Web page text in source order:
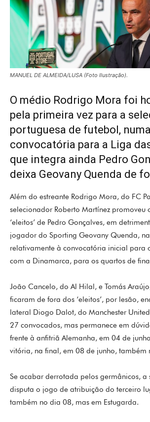
MANUEL DE ALMEIDA/LUSA (Foto Ilustração).
O médio Rodrigo Mora foi
pela primeira vez para a
portuguesa de futebol, numa
convocatória para a Liga
que integra ainda Pedro
deixa Geovany Quenda de
Além do estreante Rodrigo Mora, do FC
selecionador Roberto Martínez promoveu
‘eleitos’ de Pedro Gonçalves, em
jogador do Sporting Geovany Quenda,
relativamente à convocatória inicial para
com a Dinamarca, para os quartos de
João Cancelo, do Al Hilal, e Tomás
ficaram de fora dos ‘eleitos’, por lesão,
lateral Diogo Dalot, do Manchester
27 convocados, mas permanece em
frente à anfitriã Alemanha, em 04 de
vitória, na final, em 08 de junho, também
Se acabar derrotada pelos germânicos, a
disputa o jogo de atribuição do terceiro
também no dia 08, mas em Estugarda.